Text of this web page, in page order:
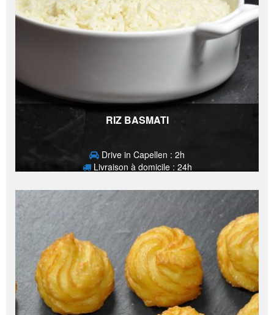
RIZ BASMATI
Drive in Capellen : 2h
Livraison à domicile : 24h
3,40€